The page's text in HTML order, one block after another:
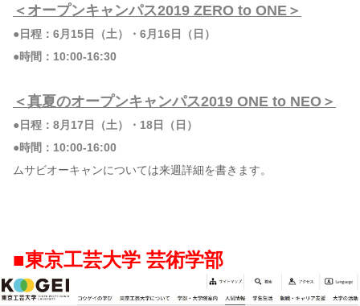
＜オープンキャンパス2019 ZERO to ONE＞
●日程：6月15日（土）・6月16日（日）
●時間：10:00-16:30
＜真夏のオープンキャンパス2019 ONE to NEO＞
●日程：8月17日（土）・18日（日）
●時間：10:00-16:00
ムサビオーキャンについては来週詳細を書きます。
■東京工芸大学 芸術学部